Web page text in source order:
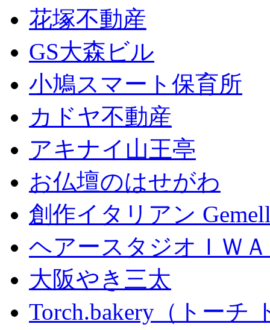
花塚不動産
GS大森ビル
小鳩スマート保育所
カドヤ不動産
アキナイ山王亭
お仏壇のはせがわ
創作イタリアン
ヘアースタジオＩＷ
大阪やき三太
Torch.bakery（トーチ